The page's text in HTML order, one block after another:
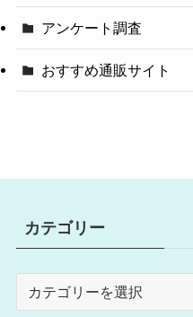
アンケート調査
おすすめ通販サイト
カテゴリー